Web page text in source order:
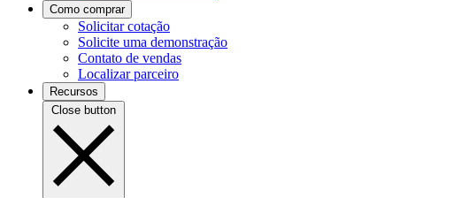
Como comprar
Solicitar cotação
Solicite uma demonstração
Contato de vendas
Localizar parceiro
Recursos
Close button